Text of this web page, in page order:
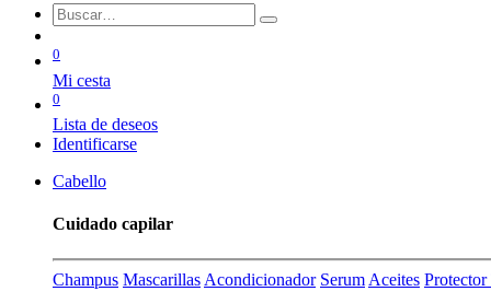
0
Mi cesta
0
Lista de deseos
Identificarse
Cabello
Cuidado capilar
Champus Mascarillas Acondicionador Serum Aceites